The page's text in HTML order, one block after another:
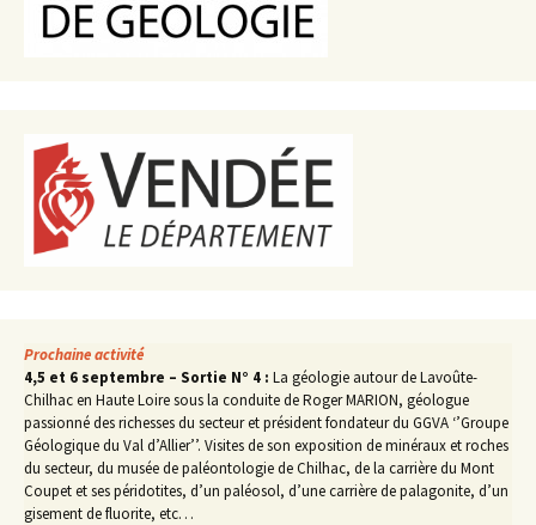
Prochaine activité
4,5 et 6 septembre – Sortie N° 4 : La géologie autour de Lavoûte-
Chilhac en Haute Loire sous la conduite de Roger MARION, géologue
passionné des richesses du secteur et président fondateur du GGVA ‘’Groupe
Géologique du Val d’Allier’’. Visites de son exposition de minéraux et roches
du secteur, du musée de paléontologie de Chilhac, de la carrière du Mont
Coupet et ses péridotites, d’un paléosol, d’une carrière de palagonite, d’un
gisement de fluorite, etc…